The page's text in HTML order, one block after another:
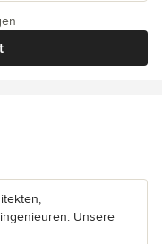
Sternen
Unsere